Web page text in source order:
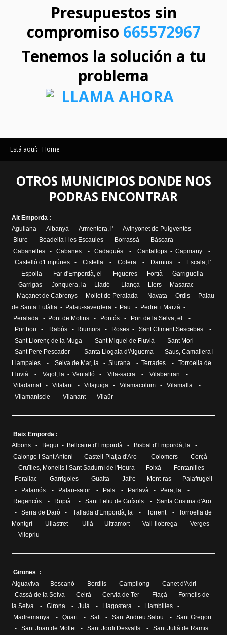
Presupuestos sin
compromiso 665572967
Tenemos la solución a tu
problema
Está aquí: Home
OTROS MUNICIPIOS DONDE NOS
PODRAS ENCONTRAR
Alt Emporda :
Agullana - Albanyà - Armentera, l' - Avinyonet de Puigventós -
Biure - Boadella i les Escaules - Borrassà - Bàscara -
Cabanelles - Cabanes - Cadaqués - Cantallops - Capmany -
Castelló d'Empúries - Cistella - Colera - Darnius - Escala, l '
-
Espolla - Far d'Empordà, el - Figueres - Fortià - Garriguella
- Garrigàs - Jonquera, la - Lladó - Llançà - Llers -
Masarac
-
Maçanet de Cabrenys - Mollet de Peralada - Navata - Ordis -
Palau
de Santa Eulàlia - Palau-saverdera - Pau - Pedret i Marzà -
Peralada - Pont de Molins - Pontós - Port de la Selva, el
-
Portbou - Rabós - Riumors - Roses - Sant Climent Sescebes -
Sant Llorenç de la Muga - Sant Miquel de Fluvià - Sant Mori -
Sant Pere Pescador - Santa Llogaia d'Àlguema - Saus, Camallera i
Llampaies - Selva de Mar, la - Siurana - Terrades - Torroella de
Fluvià - Vajol, la - Ventalló - Vila-sacra - Vilabertran -
Viladamat- Vilafant- Vilajuïga - Vilamacolum - Vilamalla -
Vilamaniscle
- Vilanant- Vilaür
Baix Emporda :
Albons
- Begur - Bellcaire d'Empordà - Bisbal d'Empordà, la -
Calonge i Sant Antoni
- Castell-Platja d'Aro - Colomers - Corçà
- Cruïlles, Monells i Sant Sadurní de l'Heura - Foixà - Fontanilles -
Forallac - Garrigoles - Gualta - Jafre - Mont-ras -
Palafrugell
-
Palamós - Palau-sator - Pals - Parlavà - Pera, la -
Regencós - Rupià - Sant Feliu de Guíxols - Santa Cristina d'Aro
- Serra de Daró - Tallada d'Empordà, la - Torrent - Torroella de
Montgrí - Ullastret- Ullà - Ultramort - Vall-llobrega - Verges
- Vilopriu
Girones :
Aiguaviva - Bescanó - Bordils - Campllong - Canet d'Adri
-
Cassà de la Selva - Celrà - Cervià de Ter - Flaçà -
Fornells de
la Selva - Girona - Juià - Llagostera - Llambilles -
Madremanya - Quart- Salt- Sant Andreu Salou - Sant Gregori
- Sant Joan de Mollet- Sant Jordi Desvalls - Sant Julià de Ramis